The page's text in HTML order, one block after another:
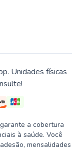
Unidades físicas
a cobertura
à saúde. Você
mensalidades